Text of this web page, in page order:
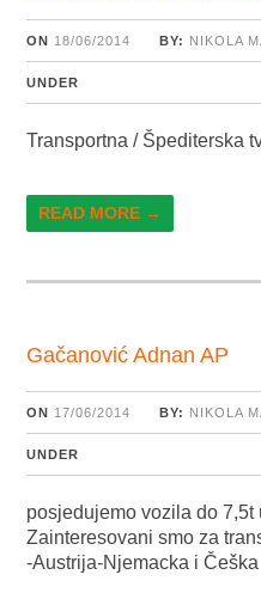
ON 18/06/2014 BY: NIKOLA
UNDER
Transportna / Špediterska
READ MORE →
Gačanović Adnan AP
ON 17/06/2014 BY: NIKOLA
UNDER
posjedujemo vozila do 7,5t
Zainteresovani smo za
-Austrija-Njemacka i Češka